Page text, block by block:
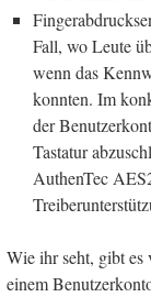
Fall, wo Leute
wenn das
konnten. Im
der
Tastatur
AuthenTec
Wie ihr seht, gibt es
einem